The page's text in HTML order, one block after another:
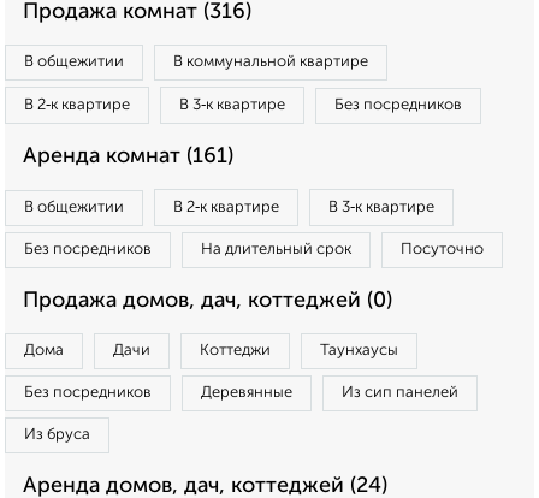
Продажа комнат (316)
В общежитии В коммунальной квартире
В 2‑к квартире В 3‑к квартире Без посредников
Аренда комнат (161)
В общежитии В 2‑к квартире В 3‑к квартире
Без посредников На длительный срок Посуточно
Продажа домов, дач, коттеджей (0)
Дома Дачи Коттеджи Таунхаусы
Без посредников Деревянные Из сип панелей
Из бруса
Аренда домов, дач, коттеджей (24)